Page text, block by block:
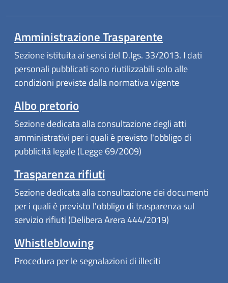
Amministrazione Trasparente
Sezione istituita ai sensi del D.lgs. 33/2013. I dati
personali pubblicati sono riutilizzabili solo alle
condizioni previste dalla normativa vigente
Albo pretorio
Sezione dedicata alla consultazione degli atti
amministrativi per i quali è previsto l'obbligo di
pubblicità legale (Legge 69/2009)
Trasparenza rifiuti
Sezione dedicata alla consultazione dei documenti
per i quali è previsto l'obbligo di trasparenza sul
servizio rifiuti (Delibera Arera 444/2019)
Whistleblowing
Procedura per le segnalazioni di illeciti